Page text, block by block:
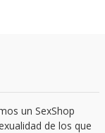
un SexShop
de los que